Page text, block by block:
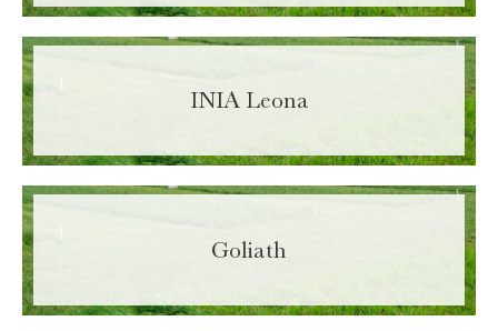
INIA Leona
Goliath
Enter your information in order to download